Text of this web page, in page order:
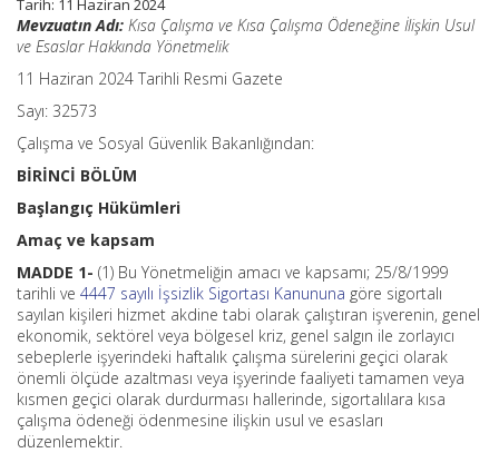
Tarih: 11 Haziran 2024
Mevzuatın Adı: Kısa Çalışma ve Kısa Çalışma Ödeneğine İlişkin Usul
ve Esaslar Hakkında Yönetmelik
11 Haziran 2024 Tarihli Resmi Gazete
Sayı: 32573
Çalışma ve Sosyal Güvenlik Bakanlığından:
BİRİNCİ BÖLÜM
Başlangıç Hükümleri
Amaç ve kapsam
MADDE 1- (1) Bu Yönetmeliğin amacı ve kapsamı; 25/8/1999
tarihli ve 4447 sayılı İşsizlik Sigortası Kanununa göre sigortalı
sayılan kişileri hizmet akdine tabi olarak çalıştıran işverenin, genel
ekonomik, sektörel veya bölgesel kriz, genel salgın ile zorlayıcı
sebeplerle işyerindeki haftalık çalışma sürelerini geçici olarak
önemli ölçüde azaltması veya işyerinde faaliyeti tamamen veya
kısmen geçici olarak durdurması hallerinde, sigortalılara kısa
çalışma ödeneği ödenmesine ilişkin usul ve esasları
düzenlemektir.